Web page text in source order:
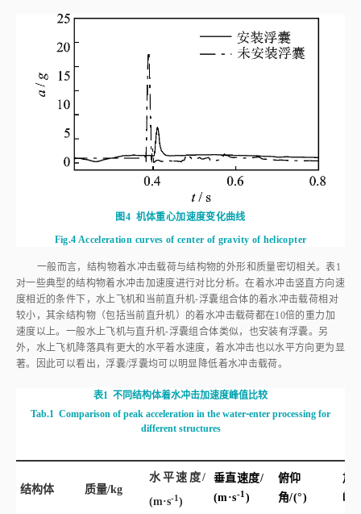
图4 机体重心加速度变化曲线
Fig.4 Acceleration curves of center of gravity of helicopter
一般而言，结构物着水冲击载荷与结构物的外形和质量密切相关。表1
对一些典型的结构物着水冲击加速度进行对比分析。在着水冲击竖直方向速
度相近的条件下，水上飞机和当前直升机⁃浮囊组合体的着水冲击载荷相对
较小，其余结构物（包括当前直升机）的着水冲击载荷都在10倍的重力加
速度以上。一般水上飞机与直升机⁃浮囊组合体类似，也安装有浮囊。另
外，水上飞机降落具有更大的水平着水速度，着水冲击也以水平方向更为显
著。因此可以看出，浮囊/浮囊均可以明显降低着水冲击载荷。
表1 不同结构体着水冲击加速度峰值比较
Tab.1 Comparison of peak acceleration in the water⁃enter processing for
different structures
结构体 质量/kg
水平速度/
(m·s-1)
垂直速度/
(m·s-1 )
俯仰
角/(°)
加
峰